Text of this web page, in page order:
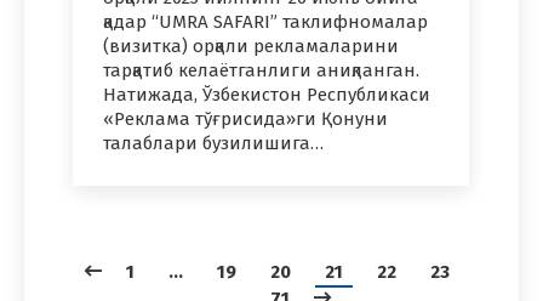
қадар “UMRA SAFARI” таклифномалар
(визитка) орқали рекламаларини
тарқатиб келаётганлиги аниқланган.
Натижада, Ўзбекистон Республикаси
«Реклама тўғрисида»ги Қонуни
талаблари бузилишига…
1 … 19 20 21 22
23